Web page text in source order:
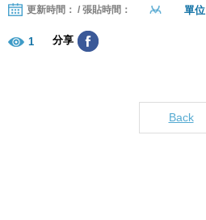
更新時間： / 張貼時間： 單位
1 分享
Back